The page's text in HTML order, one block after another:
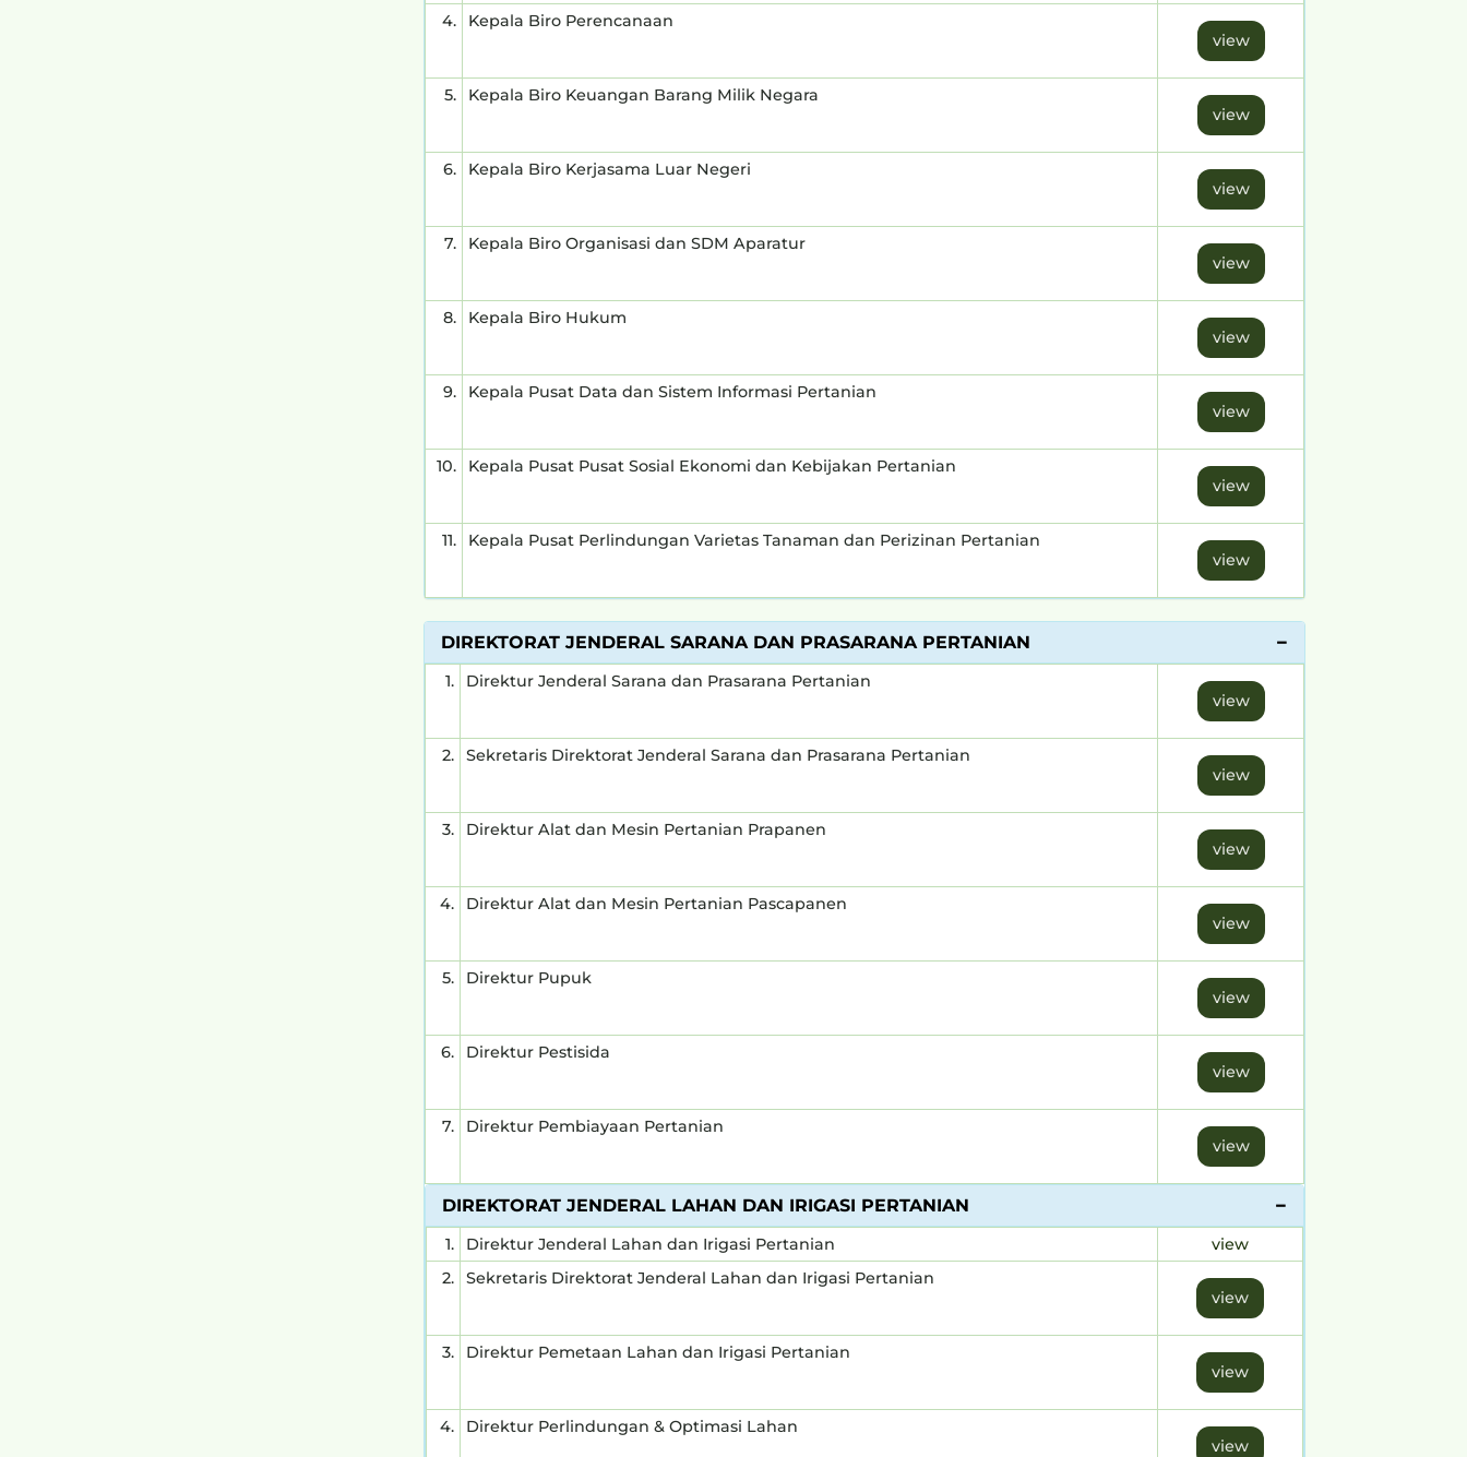
4.
Kepala Biro Perencanaan
view
5.
Kepala Biro Keuangan Barang Milik Negara
view
6.
Kepala Biro Kerjasama Luar Negeri
view
7.
Kepala Biro Organisasi dan SDM Aparatur
view
8.
Kepala Biro Hukum
view
9.
Kepala Pusat Data dan Sistem Informasi Pertanian
view
10.
Kepala Pusat Pusat Sosial Ekonomi dan Kebijakan Pertanian
view
11.
Kepala Pusat Perlindungan Varietas Tanaman dan Perizinan Pertanian
view
DIREKTORAT JENDERAL SARANA DAN PRASARANA PERTANIAN
1.
Direktur Jenderal Sarana dan Prasarana Pertanian
view
2.
Sekretaris Direktorat Jenderal Sarana dan Prasarana Pertanian
view
3.
Direktur Alat dan Mesin Pertanian Prapanen
view
4.
Direktur Alat dan Mesin Pertanian Pascapanen
view
5.
Direktur Pupuk
view
6.
Direktur Pestisida
view
7.
Direktur Pembiayaan Pertanian
view
DIREKTORAT JENDERAL LAHAN DAN IRIGASI PERTANIAN
1. Direktur Jenderal Lahan dan Irigasi Pertanian
view
2.
Sekretaris Direktorat Jenderal Lahan dan Irigasi Pertanian
view
3.
Direktur Pemetaan Lahan dan Irigasi Pertanian
view
4.
Direktur Perlindungan & Optimasi Lahan
view